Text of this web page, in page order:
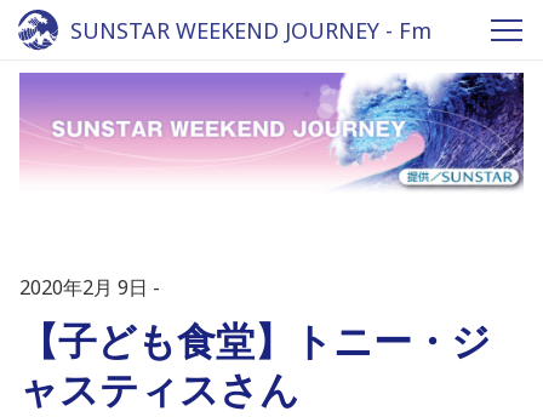
SUNSTAR WEEKEND JOURNEY - Fm
yokohama 84.7
2020年2月 9日
【子ども食堂】トニー・ジ
ャスティスさん